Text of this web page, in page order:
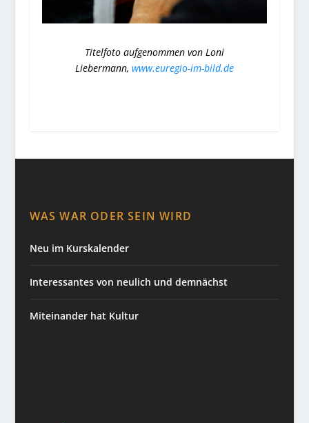
Titelfoto aufgenommen von Loni
Liebermann, www.euregio-im-bild.de
WAS WAR ODER SEIN WIRD
Neu im Kurskalender
Interessantes von neulich und demnächst
Miteinander hat Kultur